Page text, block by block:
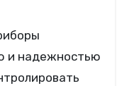
и надежностью